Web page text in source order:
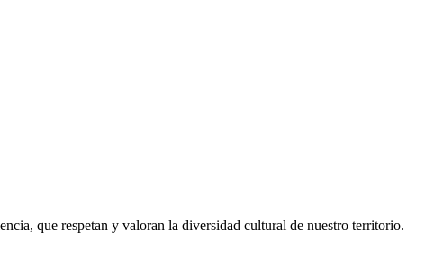
que respetan y valoran la diversidad cultural de nuestro territorio.